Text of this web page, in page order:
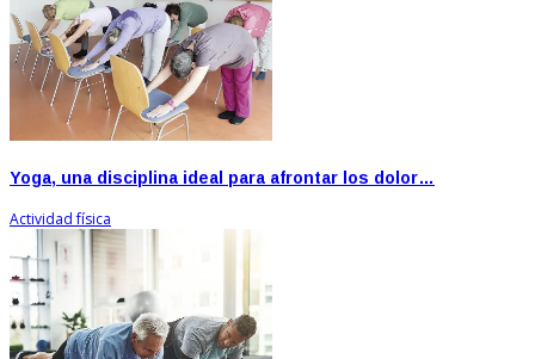
Yoga, una disciplina ideal para afrontar los dolor…
Actividad física